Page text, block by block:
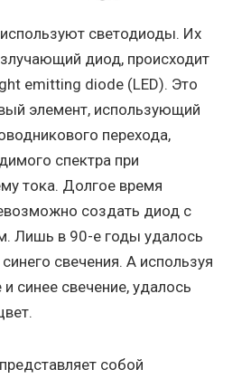
светодиоды. Их
диод, происходит
emitting diode (LED). Это
элемент, использующий
перехода,
спектра при
тока. Долгое время
создать диод с
Лишь в 90-е годы удалось
свечения. А используя
синее свечение, удалось
собой